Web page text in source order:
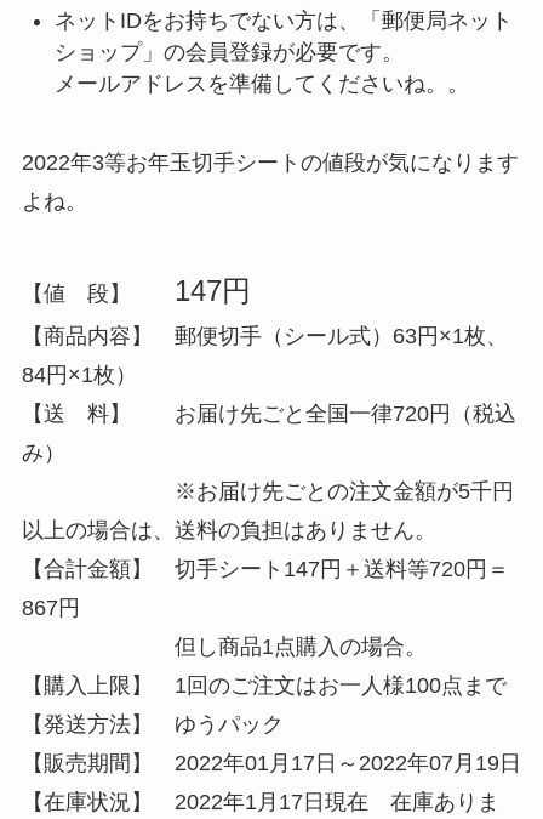
ネットIDをお持ちでない方は、「郵便局ネット
ショップ」の会員登録が必要です。
メールアドレスを準備してくださいね。。
2022年3等お年玉切手シートの値段が気になります
よね。
【値 段】 147円
【商品内容】 郵便切手（シール式）63円×1枚、
84円×1枚）
【送 料】 お届け先ごと全国一律720円（税込
み）
※お届け先ごとの注文金額が5千円
以上の場合は、送料の負担はありません。
【合計金額】 切手シート147円＋送料等720円＝
867円
但し商品1点購入の場合。
【購入上限】 1回のご注文はお一人様100点まで
【発送方法】 ゆうパック
【販売期間】 2022年01月17日～2022年07月19日
【在庫状況】 2022年1月17日現在 在庫ありま